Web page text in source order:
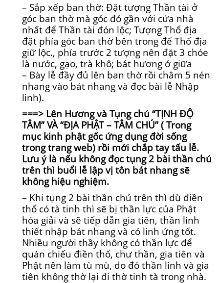
– Sắp xếp ban thờ: Đặt tượng Thần tài ở
góc ban thờ mà góc đó gần với cửa nhà
nhất để Thần tài đón lộc; Tượng Thổ địa
đặt phía góc ban thờ bên trong để Thổ địa
giữ lộc., phía trước 2 tượng nên đặt 3 chóe
là nước, gạo, trà khô; bát hương ở giữa
– Bày lễ đầy đủ lên ban thờ rồi châm 5 nén
nhang vào bát nhang và đọc bài lễ Nhập
linh).
===> Lên Hương và Tụng chú “TỊNH ĐỘ
TÂM” VÀ “ĐỊA PHẬT – TÂM CHÚ” ( Trong
mục kinh phật gốc ứng dụng đời sống
trong trang web) rồi mới chắp tay tấu lễ.
Lưu ý là nếu không đọc tụng 2 bài thần chú
trên thì buổi lễ lập vị tôn bát nhang sẽ
không hiệu nghiệm.
– Khi tụng 2 bài thần chú trên thì dù điền
thổ có tà tinh thì sẽ bị thần lực của Phật
hóa giải và sẽ tiếp dẫn gia tiên, thần linh
thiết nhập bát nhang và có linh ứng tốt.
Nhiều người thầy không có thần lực để
quán chiếu điền thổ, chư thần, gia tiên và
Phật nên làm tù mù, do đó thần linh và gia
tiên không thờ lại đi thờ tinh tà trong nhà.